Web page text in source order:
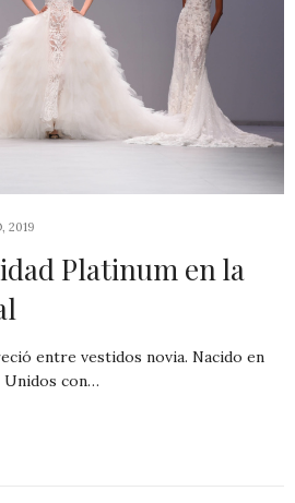
2019
Platinum en la
entre vestidos novia. Nacido en
Unidos con…